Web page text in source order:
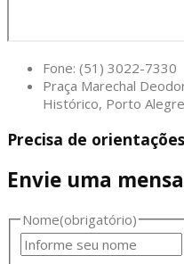
Fone: (51) 3022-7330
Praça Marechal
Histórico, Porto
Precisa de
Envie uma
Nome(obrigatório)